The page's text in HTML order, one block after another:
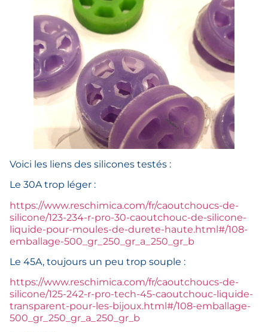
Voici les liens des silicones testés :
Le 30A trop léger :
https://www.reschimica.com/fr/caoutchoucs-de-
silicone/123-234-r-pro-30-caoutchouc-de-silicone-
liquide-pour-moules-de-durete-haute.html#/108-
emballage-500_gr_250_gr_a_250_gr_b
Le 45A, toujours un peu trop souple :
https://www.reschimica.com/fr/caoutchoucs-de-
silicone/125-242-r-pro-tech-45-caoutchouc-liquide-
transparent-pour-les-bijoux.html#/108-emballage-
500_gr_250_gr_a_250_gr_b